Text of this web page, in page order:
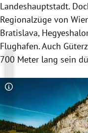
Landeshauptstadt.
Regionalzüge von
Bratislava,
Flughafen. Auch
700 Meter lang sein
Copyright-Hinweis